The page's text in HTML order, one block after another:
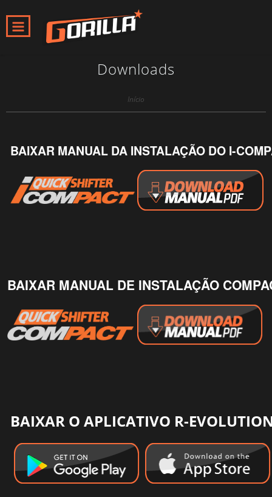
Downloads
Início
BAIXAR MANUAL DA INSTALAÇÃO DO I-
BAIXAR MANUAL DE INSTALAÇÃO
BAIXAR O APLICATIVO R-